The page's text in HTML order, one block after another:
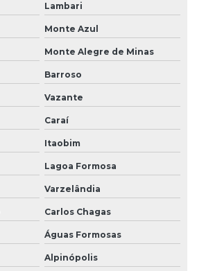
Lambari
Monte Azul
Monte Alegre de Minas
Barroso
Vazante
Caraí
Itaobim
Lagoa Formosa
Varzelândia
Carlos Chagas
Águas Formosas
Alpinópolis